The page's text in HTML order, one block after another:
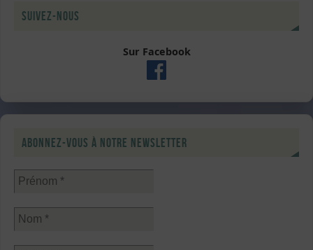
Suivez-nous
Sur Facebook
Abonnez-vous à notre newsletter